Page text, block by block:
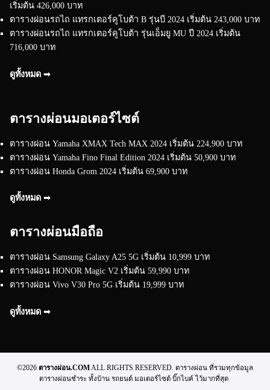
เริ่มต้น 426,000 บาท
ตารางผ่อนรถไถ แทรกเตอร์คูโบต้า B รุ่นบี 2024 เริ่มต้น 243,000 บาท
ตารางผ่อนรถไถ แทรกเตอร์คูโบต้า รุ่นเอ็มยู MU ปี 2024 เริ่มต้น
716,000 บาท
ดูทั้งหมด ➟
ตารางผ่อนมอเตอร์ไซต์
ตารางผ่อน Yamaha XMAX Tech MAX 2024 เริ่มต้น 224,900 บาท
ตารางผ่อน Yamaha Fino Final Edition 2024 เริ่มต้น 50,900 บาท
ตารางผ่อน Honda Grom 2024 เริ่มต้น 69,900 บาท
ดูทั้งหมด ➟
ตารางผ่อนมือถือ
ตารางผ่อน Samsung Galaxy A25 5G เริ่มต้น 10,999 บาท
ตารางผ่อน HONOR Magic V2 เริ่มต้น 59,990 บาท
ตารางผ่อน Vivo V30 Pro 5G เริ่มต้น 19,999 บาท
ดูทั้งหมด ➟
©2026 ตารางผ่อน.COM ALL RIGHTS RESERVED. ตารางผ่อน ที่รวมทุกข้อมูล
ตารางผ่อนชำระ ทั้งบ้าน รถยนต์ มอเตอร์ไซต์ บิ๊กไบค์ ไว้มากที่สุด